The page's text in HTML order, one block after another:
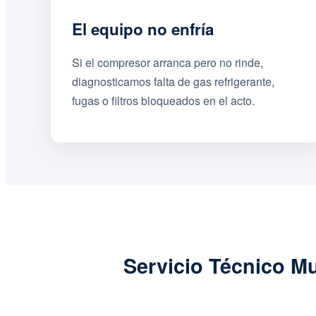
El equipo no enfría
Si el compresor arranca pero no rinde,
diagnosticamos falta de gas refrigerante,
fugas o filtros bloqueados en el acto.
Servicio Técnico